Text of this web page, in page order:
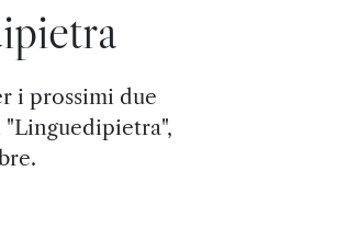
i prossimi due
"Linguedipietra",